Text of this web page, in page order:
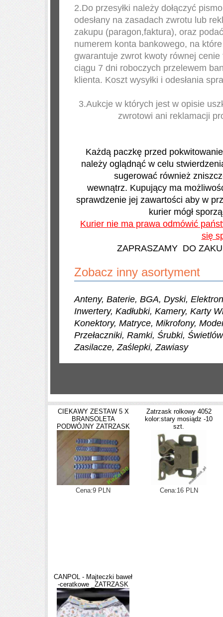
2.Do przesyłki należy dołączyć
odesłany na zasadach zwrotu lub
zakupu (paragon,faktura), oraz
numerem konta bankowego, na
gwarantuje zwrot kwoty równej
ciągu 7 dni roboczych przelewem
klienta. Koszt wysyłki i odesłania
3.Aukcje w których jest w opisie
zwrotowi ani reklamacji
Każdą paczkę przed
należy oglądnąć w celu
sugerować również
wewnątrz. Kupujący ma
sprawdzenie jej zawartości aby w
kurier mógł
Kurier nie ma prawa odmówić
się
ZAPRASZAMY DO
Zobacz inny asortyment
Anteny, Baterie, BGA, Dyski,
Inwertery, Kadłubki, Kamery, Karty
Konektory, Matryce, Mikrofony,
Przełaczniki, Ramki, Śrubki,
Zasilacze, Zaślepki, Zawiasy
CIEKAWY ZESTAW 5 X
BRANSOLETA
PODWÓJNY ZATRZASK
Cena:9 PLN
Zatrzask rolkowy 4052
kolor:stary mosiądz -10
szt.
Cena:16 PLN
CANPOL - Majteczki baweł
-ceratkowe _ZATRZASK